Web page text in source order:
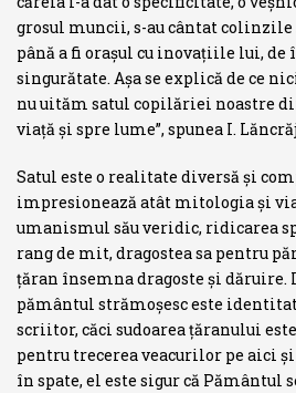
grosul muncii, s-au cântat
până a fi oraşul cu inovaţiile lui, de
singurătate. Aşa se explică de ce
nu uităm satul copilăriei noastre
viaţă şi spre lume”, spunea I.
Satul este o realitate diversă şi
impresionează atât mitologia şi
umanismul său veridic, ridicarea
rang de mit, dragostea sa pentru
ţăran însemna dragoste şi dăruire.
pământul strămoşesc este
scriitor, căci sudoarea ţăranului
pentru trecerea veacurilor pe aici şi
în spate, el este sigur că Pământul